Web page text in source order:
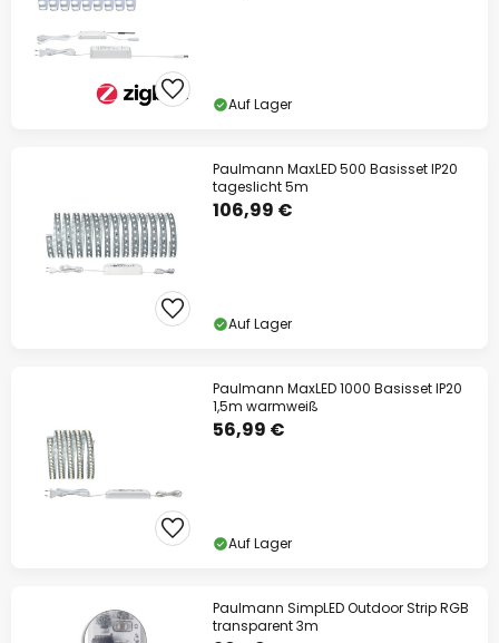
Auf Lager
Paulmann MaxLED 500 Basisset IP20
tageslicht 5m
106,99 €
Auf Lager
Paulmann MaxLED 1000 Basisset IP20
1,5m warmweiß
56,99 €
Auf Lager
Paulmann SimpLED Outdoor Strip RGB
transparent 3m